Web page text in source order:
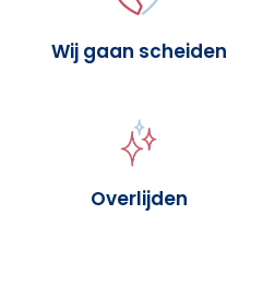
Wij gaan scheiden
Overlijden